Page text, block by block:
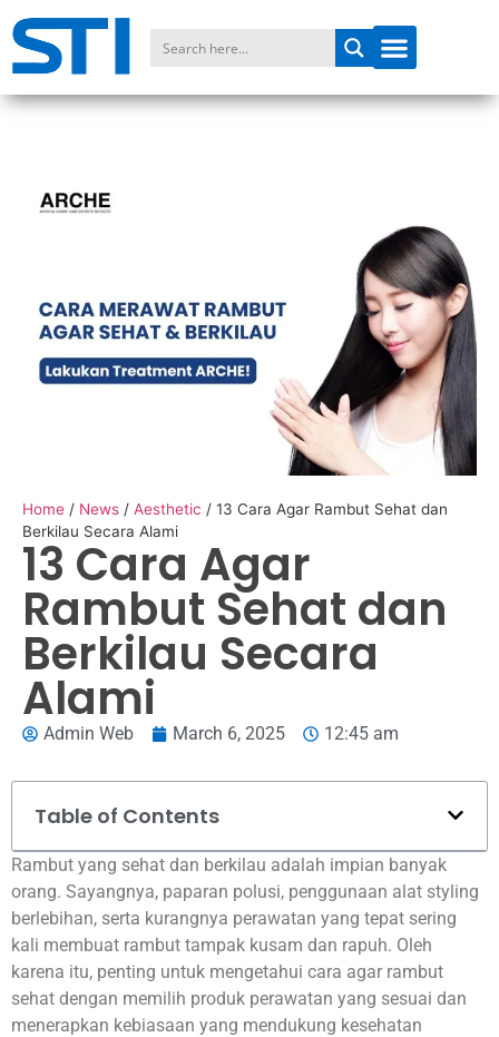
Home / News / Aesthetic / 13 Cara Agar Rambut Sehat dan
Berkilau Secara Alami
13 Cara Agar
Rambut Sehat dan
Berkilau Secara
Alami
Admin Web March 6, 2025 12:45 am
Table of Contents
Rambut yang sehat dan berkilau adalah impian banyak
orang. Sayangnya, paparan polusi, penggunaan alat styling
berlebihan, serta kurangnya perawatan yang tepat sering
kali membuat rambut tampak kusam dan rapuh. Oleh
karena itu, penting untuk mengetahui cara agar rambut
sehat dengan memilih produk perawatan yang sesuai dan
menerapkan kebiasaan yang mendukung kesehatan